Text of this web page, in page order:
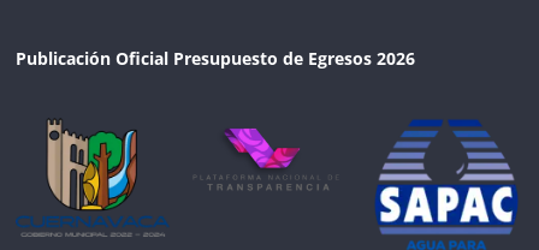
Publicación Oficial Presupuesto de Egresos 2026